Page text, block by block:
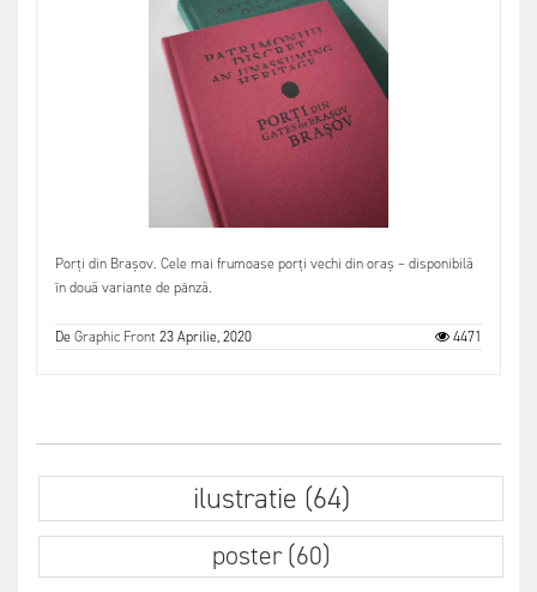
Porți din Brașov. Cele mai frumoase porți vechi din oraș – disponibilă
în două variante de pânză.
DeGraphic Front23 Aprilie, 2020 4471
ilustratie (64)
poster (60)